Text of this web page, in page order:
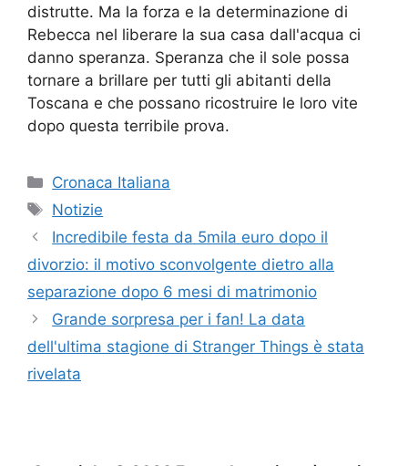
distrutte. Ma la forza e la determinazione di
Rebecca nel liberare la sua casa dall'acqua ci
danno speranza. Speranza che il sole possa
tornare a brillare per tutti gli abitanti della
Toscana e che possano ricostruire le loro vite
dopo questa terribile prova.
Categorie
Cronaca Italiana
Tag
Notizie
Incredibile festa da 5mila euro dopo il
divorzio: il motivo sconvolgente dietro alla
separazione dopo 6 mesi di matrimonio
Grande sorpresa per i fan! La data
dell'ultima stagione di Stranger Things è stata
rivelata